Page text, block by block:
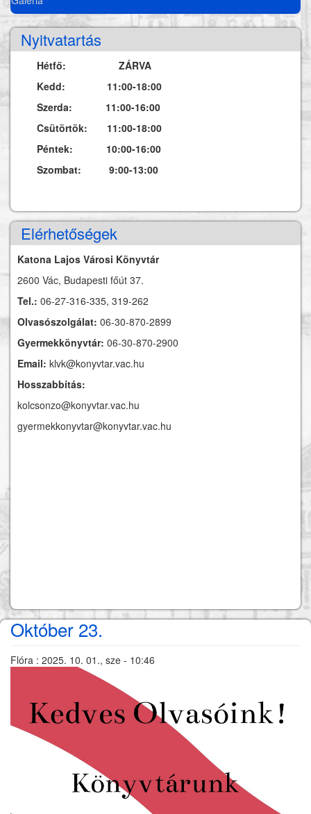
Nyitvatartás
Hétfő: ZÁRVA
Kedd: 11:00-18:00
Szerda: 11:00-16:00
Csütörtök: 11:00-18:00
Péntek: 10:00-16:00
Szombat: 9:00-13:00
Elérhetőségek
Katona Lajos Városi Könyvtár
2600 Vác, Budapesti főút 37.
Tel.: 06-27-316-335, 319-262
Olvasószolgálat: 06-30-870-2899
Gyermekkönyvtár: 06-30-870-2900
Email: klvk@konyvtar.vac.hu
Hosszabbítás:
kolcsonzo@konyvtar.vac.hu
gyermekkonyvtar@konyvtar.vac.hu
Október 23.
Flóra : 2025. 10. 01., sze - 10:46